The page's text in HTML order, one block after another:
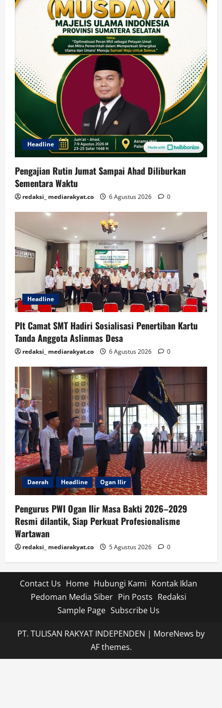
Headline
Pengajian Rutin Jumat Sampai Ahad Diliburkan
Sementara Waktu
redaksi_ mediarakyat.co 6 Agustus 2026 0
Headline
Plt Camat SMT Hadiri Sosialisasi Penertiban Kartu
Tanda Anggota Aslinmas Desa
redaksi_ mediarakyat.co 6 Agustus 2026 0
Daerah Headline Ogan Ilir
Pengurus PWI Ogan Ilir Masa Bakti 2026–2029
Resmi dilantik, Siap Perkuat Profesionalisme
Wartawan
redaksi_ mediarakyat.co 5 Agustus 2026 0
Contact Us Home Hubungi Kami Kontak Iklan
Pedoman Media Siber Pin Posts Redaksi
Sample Page Subscribe Us
PT. TULISAN RAKYAT INDEPENDEN | MoreNews by
AF themes.